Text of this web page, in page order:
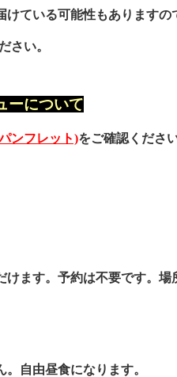
けている可能性もあります
さい。
ーについて
ンフレット)をご確認ください
けます。予約は不要です。場
。自由昼食になります。